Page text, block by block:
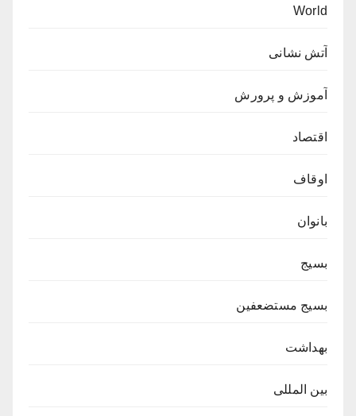
World
آتش نشانی
آموزش و پرورش
اقتصاد
اوقاف
بانوان
بسیج
بسیج مستضعفین
بهداشت
بین المللی